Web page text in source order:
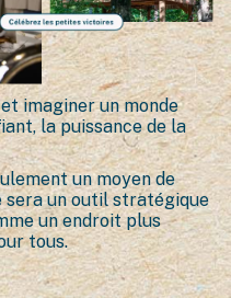
imaginer un monde
la puissance de la
un moyen de
un outil stratégique
un endroit plus
tous.